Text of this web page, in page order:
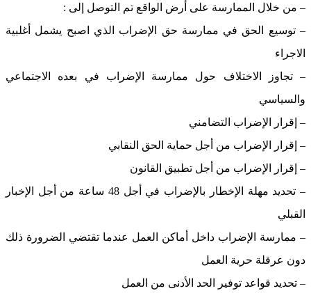
– من خلال الممارسة على أرض الواقع تم التوصل إلى :
– توسيع الحق في ممارسة حق الإضراب الذي اصبح يشمل أغلبية
الاجراء
– تجاوز الاختلاف حول ممارسة الإضراب في بعده الاجتماعي
والسياسي
– إقرار الإضراب التضامني
– إقرار الإضراب من أجل حماية الحق النقابي
– إقرار الإضراب من أجل تطبيق القانون
– تحديد مهلة الإخطار بالإضراب في أجل 48 ساعة من أجل الإخبار
القبلي
– ممارسة الإضراب داخل أماكن العمل عندما تقتضي الضرورة ذلك
دون عرقلة حرية العمل
– تحديد قواعد توفير الحد الأدنى من العمل